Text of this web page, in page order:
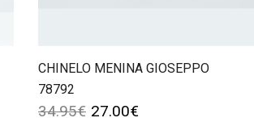
CHINELO MENINA GIOSEPPO
78792
34.95€ 27.00€